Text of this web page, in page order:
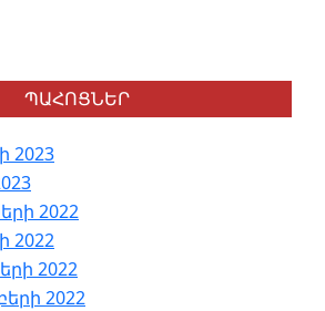
ՊԱՀՈՑՆԵՐ
2023
2022
2022
2022
2022